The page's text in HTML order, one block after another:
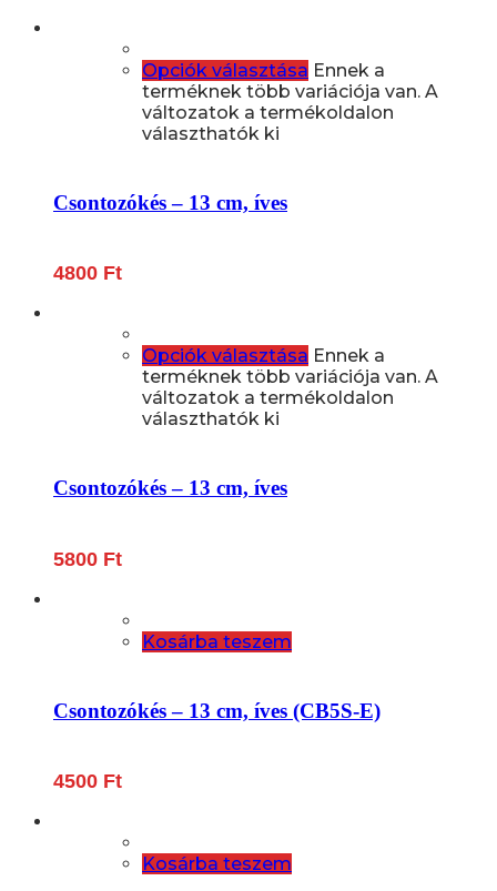
Opciók választása Ennek a
terméknek több variációja van. A
változatok a termékoldalon
választhatók ki
Csontozókés – 13 cm, íves
4800 Ft
Opciók választása Ennek a
terméknek több variációja van. A
változatok a termékoldalon
választhatók ki
Csontozókés – 13 cm, íves
5800 Ft
Kosárba teszem
Csontozókés – 13 cm, íves (CB5S-E)
4500 Ft
Kosárba teszem